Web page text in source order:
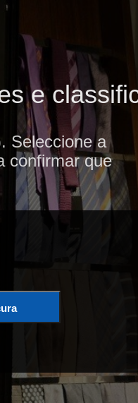
e
Seleccione a
confirmar que